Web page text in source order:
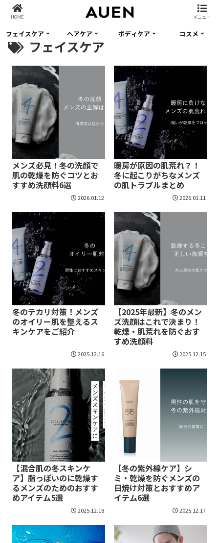
フェイスケア ヘアケア ボディケア コスメ
フェイスケア
メンズ必見！冬の洗顔で
肌の乾燥を防ぐコツとお
すすめ洗顔料6選
2026.01.12
暖房が原因の肌荒れ？！
冬に起こりがちなメンズ
の肌トラブルまとめ
2026.01.11
冬のテカリ対策！メンズ
のオイリー肌を整えるス
キンケアをご紹介
2025.12.16
【2025年最新】冬のメン
ズ洗顔はこれで決まり！
乾燥・肌荒れを防ぐおす
すめ洗顔料
2025.12.15
【混合肌の冬スキンケ
ア】脂っぽいのに乾燥す
るメンズのためのおすす
めアイテム5選
2025.12.18
【冬の紫外線ケア】シ
ミ・乾燥を防ぐメンズの
日焼け対策とおすすめア
イテム6選
2025.12.17
HOME メニュー